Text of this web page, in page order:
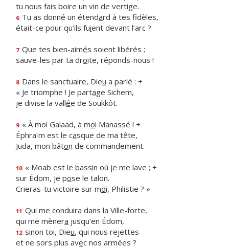
tu nous fais boire un vin de vertige.
6 Tu as donné un étendard à tes fidèles,
était-ce pour qu’ils fuient devant l’arc ?
7 Que tes bien-aimés soient libérés ;
sauve-les par ta droite, réponds-nous !
8 Dans le sanctuaire, Dieu a parlé : +
« Je triomphe ! Je partage Sichem,
je divise la vallée de Soukkôt.
9 « À moi Galaad, à moi Manassé ! +
Éphraïm est le casque de ma tête,
Juda, mon bâton de commandement.
10 « Moab est le bassin où je me lave ; +
sur Édom, je pose le talon.
Crieras-tu victoire sur moi, Philistie ? »
11 Qui me conduira dans la Ville-forte,
qui me mènera jusqu’en Édom,
12 sinon toi, Dieu, qui nous rejettes
et ne sors plus avec nos armées ?